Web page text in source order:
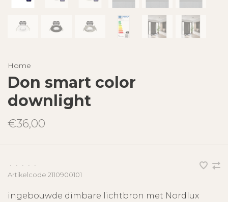
Home
Don smart color
downlight
€36,00
• • • •
•
Artikelcode 2110900101
ingebouwde dimbare lichtbron met Nordlux